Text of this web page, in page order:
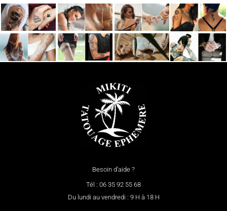
Besoin d’aide ?
Tél : 06 35 92 55 68
Du lundi au vendredi : 9 H à 18 H